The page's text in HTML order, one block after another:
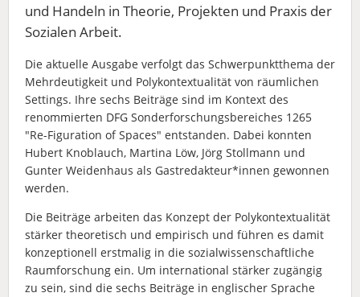
und Handeln in Theorie, Projekten und Praxis der
Sozialen Arbeit.
Die aktuelle Ausgabe verfolgt das Schwerpunktthema der
Mehrdeutigkeit und Polykontextualität von räumlichen
Settings. Ihre sechs Beiträge sind im Kontext des
renommierten DFG Sonderforschungsbereiches 1265
"Re-Figuration of Spaces" entstanden. Dabei konnten
Hubert Knoblauch, Martina Löw, Jörg Stollmann und
Gunter Weidenhaus als Gastredakteur*innen gewonnen
werden.
Die Beiträge arbeiten das Konzept der Polykontextualität
stärker theoretisch und empirisch und führen es damit
konzeptionell erstmalig in die sozialwissenschaftliche
Raumforschung ein. Um international stärker zugängig
zu sein, sind die sechs Beiträge in englischer Sprache